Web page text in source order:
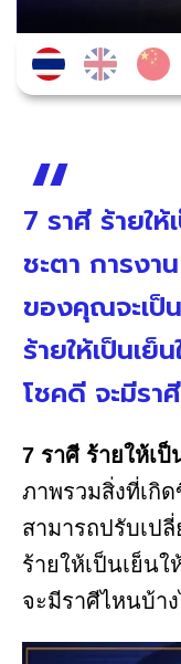
7 ราศี ร้ายใ
ชะตา การง
ของคุณจะเป็
ร้ายให้เป็นเย็
โชคดี จะมีรา
7 ราศี ร้ายให้เป็
ภาพรวมสิ่งที่เกิ
สามารถปรับเป
ร้ายให้เป็นเย็น
จะมีราศีไหนบ้า